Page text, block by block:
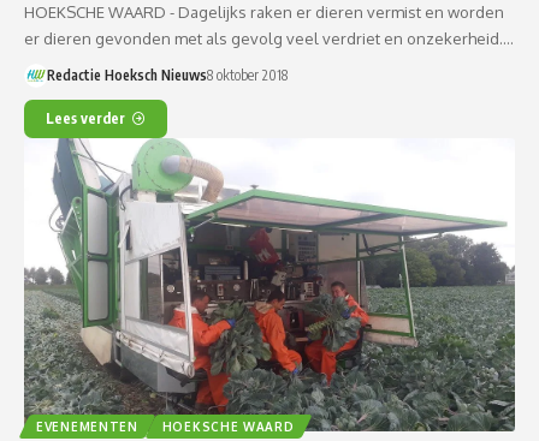
HOEKSCHE WAARD - Dagelijks raken er dieren vermist en worden
er dieren gevonden met als gevolg veel verdriet en onzekerheid.…
Redactie Hoeksch Nieuws8 oktober 2018
Lees verder
EVENEMENTEN HOEKSCHE WAARD